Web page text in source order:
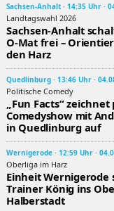
Sachsen-Anhalt · 14:35 Uhr ·
Landtagswahl 2026
Sachsen-Anhalt
O-Mat frei –
den Harz
Quedlinburg · 13:46 Uhr ·
Politische Comedy
„Fun Facts“ zeichnet
Comedyshow mit
in Quedlinburg auf
Wernigerode · 12:59 Uhr ·
Oberliga im Harz
Einheit
Trainer König ins
Halberstadt